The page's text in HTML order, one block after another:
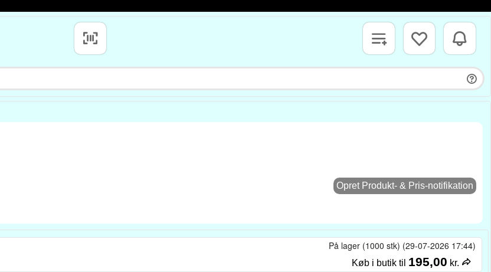
Opret Produkt- & Pris-notifikation
På lager (1000 stk) (29-07-2026 17:44)
Køb i butik til 195,00 kr.